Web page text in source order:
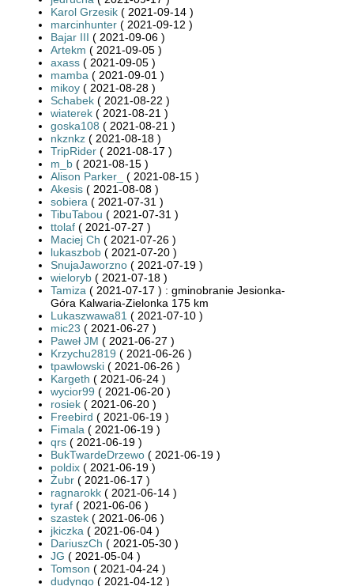
Karol Grzesik ( 2021-09-14 )
marcinhunter ( 2021-09-12 )
Bajar III ( 2021-09-06 )
Artekm ( 2021-09-05 )
axass ( 2021-09-05 )
mamba ( 2021-09-01 )
mikoy ( 2021-08-28 )
Schabek ( 2021-08-22 )
wiaterek ( 2021-08-21 )
goska108 ( 2021-08-21 )
nkznkz ( 2021-08-18 )
TripRider ( 2021-08-17 )
m_b ( 2021-08-15 )
Alison Parker_
( 2021-08-15 )
Akesis ( 2021-08-08 )
sobiera ( 2021-07-31 )
TibuTabou ( 2021-07-31 )
ttolaf ( 2021-07-27 )
Maciej Ch ( 2021-07-26 )
lukaszbob ( 2021-07-20 )
SnujaJaworzno ( 2021-07-19 )
wieloryb ( 2021-07-18 )
Tamiza ( 2021-07-17 ) : gminobranie Jesionka-
Góra Kalwaria-Zielonka 175 km
Lukaszwawa81 ( 2021-07-10 )
mic23 ( 2021-06-27 )
Paweł JM ( 2021-06-27 )
Krzychu2819 ( 2021-06-26 )
tpawlowski ( 2021-06-26 )
Kargeth ( 2021-06-24 )
wycior99 ( 2021-06-20 )
rosiek ( 2021-06-20 )
Freebird ( 2021-06-19 )
Fimala ( 2021-06-19 )
qrs ( 2021-06-19 )
BukTwardeDrzewo ( 2021-06-19 )
poldix ( 2021-06-19 )
Żubr ( 2021-06-17 )
ragnarokk ( 2021-06-14 )
tyraf ( 2021-06-06 )
szastek ( 2021-06-06 )
jkiczka ( 2021-06-04 )
DariuszCh ( 2021-05-30 )
JG ( 2021-05-04 )
Tomson ( 2021-04-24 )
dudyngo ( 2021-04-12 )